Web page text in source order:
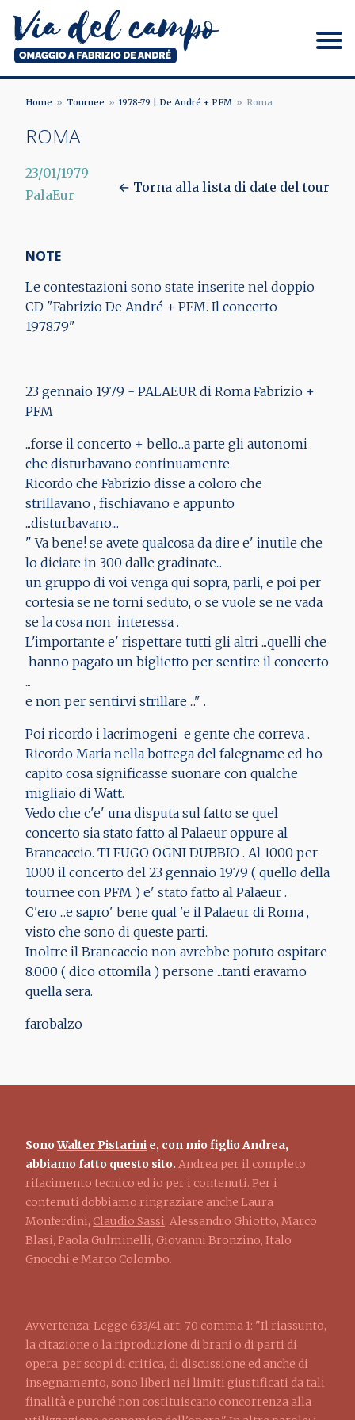
contenuto
principale
Via del campo
BRICIOLE
PANE
Home Tournee 1978-79 | De André + PFM Roma
ROMA
23/01/1979
PalaEur
← Torna alla lista di date del tour
NOTE
Le contestazioni sono state inserite nel doppio
CD "Fabrizio De André + PFM. Il concerto
1978.79"
23 gennaio 1979 - PALAEUR di Roma Fabrizio +
PFM
...forse il concerto + bello...a parte gli autonomi
che disturbavano continuamente.
Ricordo che Fabrizio disse a coloro che
strillavano , fischiavano e appunto
...disturbavano....
" Va bene! se avete qualcosa da dire e' inutile che
lo diciate in 300 dalle gradinate...
un gruppo di voi venga qui sopra, parli, e poi per
cortesia se ne torni seduto, o se vuole se ne vada
se la cosa non interessa .
L'importante e' rispettare tutti gli altri ...quelli che
hanno pagato un biglietto per sentire il concerto
...
e non per sentirvi strillare ..." .
Poi ricordo i lacrimogeni e gente che correva .
Ricordo Maria nella bottega del falegname ed ho
capito cosa significasse suonare con qualche
migliaio di Watt.
Vedo che c'e' una disputa sul fatto se quel
concerto sia stato fatto al Palaeur oppure al
Brancaccio. TI FUGO OGNI DUBBIO . Al 1000 per
1000 il concerto del 23 gennaio 1979 ( quello della
tournee con PFM ) e' stato fatto al Palaeur .
C'ero ...e sapro' bene qual 'e il Palaeur di Roma ,
visto che sono di queste parti.
Inoltre il Brancaccio non avrebbe potuto ospitare
8.000 ( dico ottomila ) persone ...tanti eravamo
quella sera.
farobalzo
SonoWalter Pistarini e, con mio figlio Andrea,
abbiamo fatto questo sito. Andrea per il completo
rifacimento tecnico ed io per i contenuti. Per i
contenuti dobbiamo ringraziare anche Laura
Monferdini, Claudio Sassi, Alessandro Ghiotto, Marco
Blasi, Paola Gulminelli, Giovanni Bronzino, Italo
Gnocchi e Marco Colombo.
Avvertenza: Legge 633/41 art. 70 comma 1: "Il riassunto,
la citazione o la riproduzione di brani o di parti di
opera, per scopi di critica, di discussione ed anche di
insegnamento, sono liberi nei limiti giustificati da tali
finalità e purché non costituiscano concorrenza alla